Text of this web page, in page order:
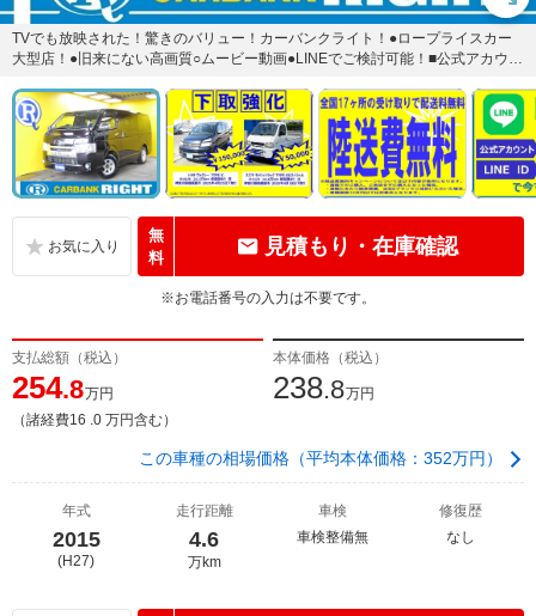
TVでも放映された！驚きのバリュー！カーバンクライト！●ロープライスカー
大型店！●旧来にない高画質○ムービー動画●LINEでご検討可能！■公式アカウン
無
料
見積もり・在庫確認
※お電話番号の入力は不要です。
支払総額（税込）
254.8万円
（諸経費16 .0 万円含む）
本体価格（税込）
238.8万円
この車種の相場価格（平均本体価格：352万円）
年式
2015
(H27)
走行距離
4.6
万km
車検
車検整備無
修復歴
なし